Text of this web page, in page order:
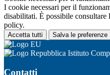
I cookie necessari per il
disabilitati. È possibile
policy.
Accetta tutti Salva le preferenze
Istituto
Contatti